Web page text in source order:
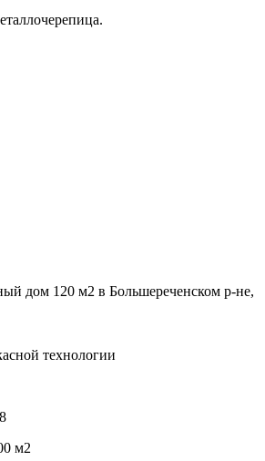
дом 120 м2 в Большереченском р-не,
технологии
м2